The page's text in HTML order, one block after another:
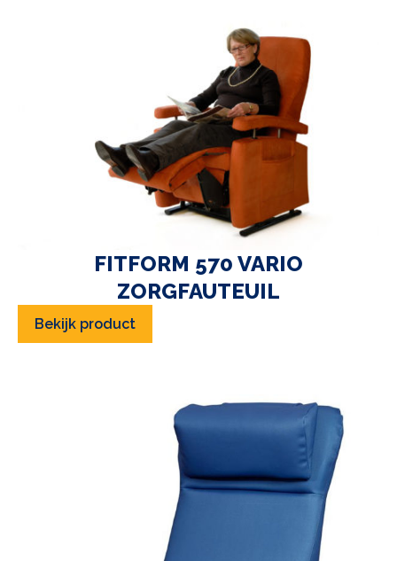
FITFORM 570 VARIO
ZORGFAUTEUIL
Bekijk product